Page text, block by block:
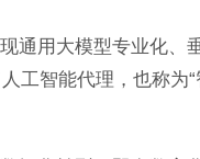
通用大模型专业化、
工智能代理，也称为